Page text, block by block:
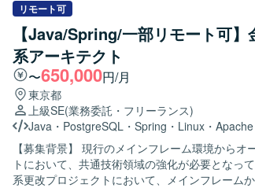
なり、仕様を踏まえた実装および単体・結合テスト
人物像】 与えられたタスクを独力でやり切る主
ュニケーションを取りながら、仕様理解や設
インに対しても学習意欲を持って取り組んでいただける方
力】 大規模なメガバンク向けシステム開発に参
Salesforceを中心としたクラウドアプリケーシ
す。画面開発の比重が高いため、ユーザー体験
き、将来的なフルスタック志向のキャリアにもつながる
Salesforceを基盤とした環境で、ApexやAuraな
行います。帳票はSVF Cloudを利用し、アジャ
定しています。
リモート可
【Java/Spring/一部リモート可
系アーキテクト
〜650,000円/月
東京都
上級SE(業務委託・フリーランス)
Java ・ PostgreSQL ・ Spring ・ Linux ・ Apache
【募集背景】 現行のメインフレーム環境から
トにおいて、共通技術領域の強化が必要となっているため募
系更改プロジェクトにおいて、メインフレーム